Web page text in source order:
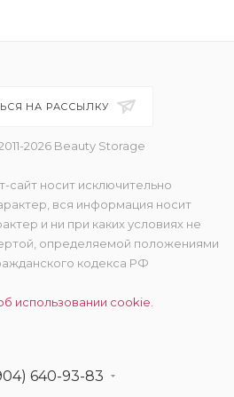
НА РАССЫЛКУ
2026 Beauty Storage
сайт носит исключительно
вся информация носит
и ни при каких условиях не
определяемой положениями
кодекса РФ
использовании cookie.
640-93-83